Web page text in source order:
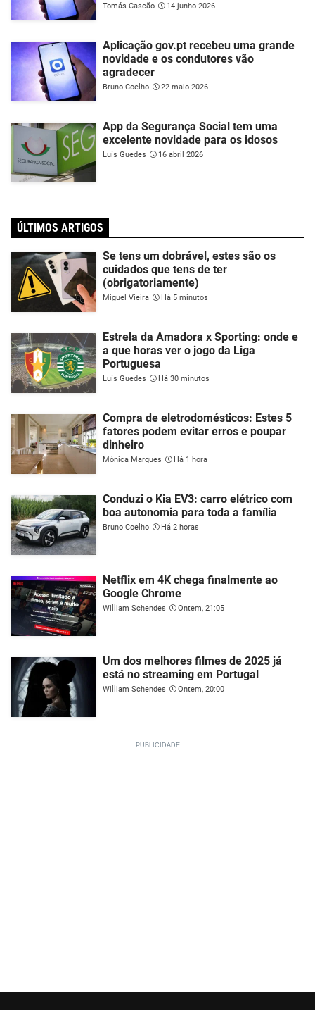
Tomás Cascão 14 junho 2026
Aplicação gov.pt recebeu uma grande
novidade e os condutores vão
agradecer
Bruno Coelho 22 maio 2026
App da Segurança Social tem uma
excelente novidade para os idosos
Luís Guedes 16 abril 2026
ÚLTIMOS ARTIGOS
Se tens um dobrável, estes são os
cuidados que tens de ter
(obrigatoriamente)
Miguel Vieira Há 5 minutos
Estrela da Amadora x Sporting: onde e
a que horas ver o jogo da Liga
Portuguesa
Luís Guedes Há 30 minutos
Compra de eletrodomésticos: Estes 5
fatores podem evitar erros e poupar
dinheiro
Mónica Marques Há 1 hora
Conduzi o Kia EV3: carro elétrico com
boa autonomia para toda a família
Bruno Coelho Há 2 horas
Netflix em 4K chega finalmente ao
Google Chrome
William Schendes Ontem, 21:05
Um dos melhores filmes de 2025 já
está no streaming em Portugal
William Schendes Ontem, 20:00